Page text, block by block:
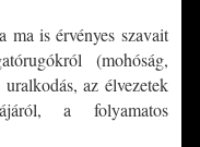
ma is érvényes szavait
(mohóság,
az élvezetek
a folyamatos